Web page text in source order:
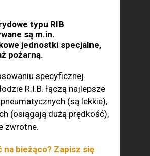
typu RIB
są m.in.
jednostki specjalne,
pożarną.
specyficznej
R.I.B. łączą najlepsze
(są lekkie),
(osiągają dużą prędkość),
zwrotne.
na bieżąco? Zapisz się